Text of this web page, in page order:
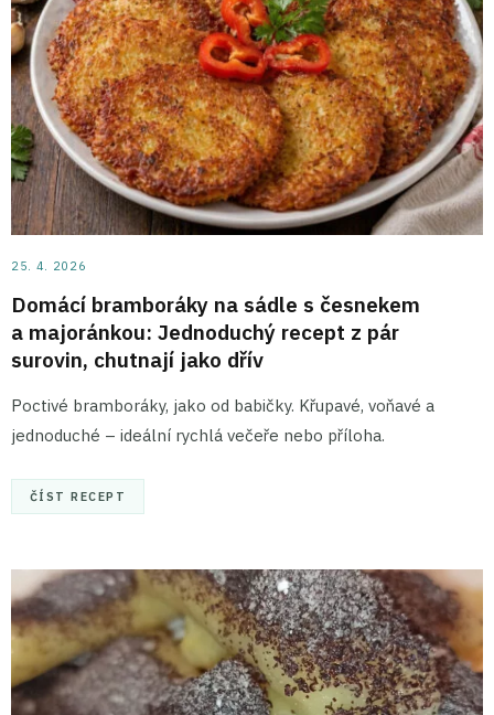
25. 4. 2026
Domácí bramboráky na sádle s česnekem
a majoránkou: Jednoduchý recept z pár
surovin, chutnají jako dřív
Poctivé bramboráky, jako od babičky. Křupavé, voňavé a
jednoduché – ideální rychlá večeře nebo příloha.
ČÍST RECEPT